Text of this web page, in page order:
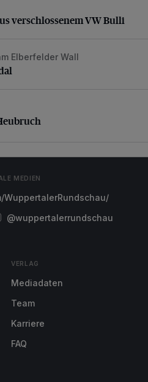
verschlossenem VW Bulli
verschlossenem VW Bulli
Elberfelder Wall
MEDIEN
WuppertalerRundschau/
@wuppertalerrundschau
VERLAG
Mediadaten
Team
Karriere
FAQ